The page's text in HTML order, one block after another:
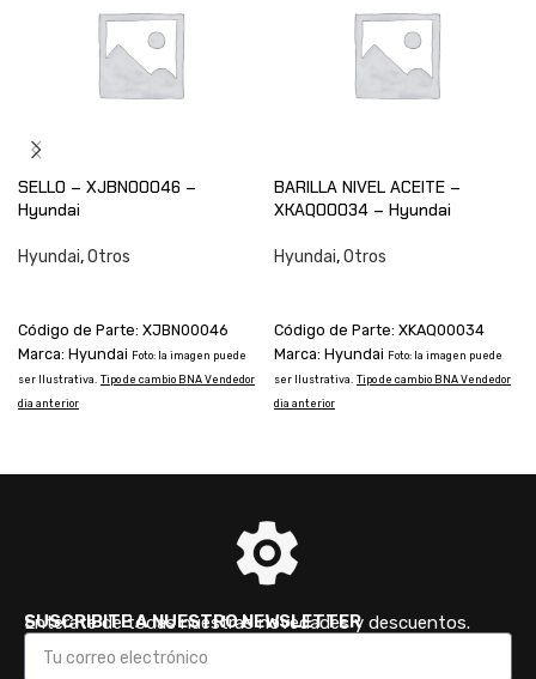
SELLO – XJBN00046 –
Hyundai
Hyundai,Otros
Código de Parte: XJBN00046
Marca: Hyundai Foto: la imagen puede
ser Ilustrativa. Tipo de cambio BNA Vendedor
dia anterior
BARILLA NIVEL ACEITE –
XKAQ00034 – Hyundai
Hyundai,Otros
Código de Parte: XKAQ00034
Marca: Hyundai Foto: la imagen puede
ser Ilustrativa. Tipo de cambio BNA Vendedor
dia anterior
SUSCRIBITE A NUESTRO NEWSLETTER
Enterate de todas nuestras novedades y descuentos.